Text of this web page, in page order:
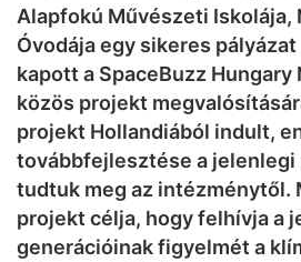
Alapfokú Művészeti Iskolája,
Óvodája egy sikeres
kapott a SpaceBuzz
közös projekt
projekt Hollandiából indult,
továbbfejlesztése a jelenlegi
tudtuk meg az intézménytől.
projekt célja, hogy felhívja a
generációinak figyelmét a